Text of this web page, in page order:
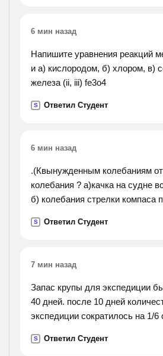
6 мин назад
Напишите уравнения реакций
и а) кислородом, б) хлором, в)
железа (ii, iii) fe3o4
S Ответил Студент
6 мин назад
.(Квынужденным колебаниям
колебания ? а)качка на судне
б) колебания стрелки компаса
мячиком г) колебания стрелки
S Ответил Студент
7 мин назад
Запас крупы для экспедиции
40 дней. после 10 дней
экспедиции сократилось на 1/6
возросла на 1/8 от
S Ответил Студент